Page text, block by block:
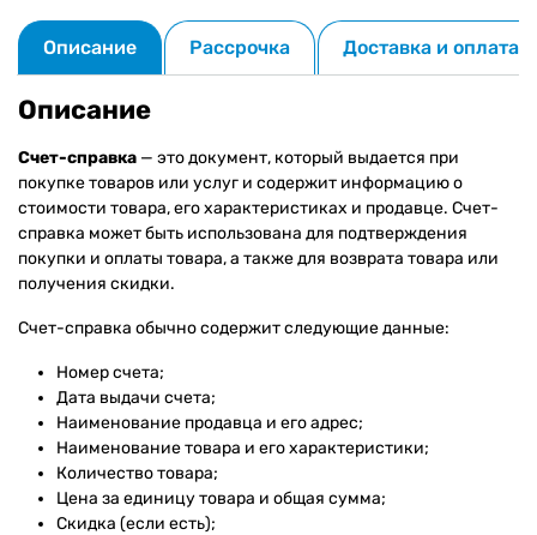
Описание Рассрочка Доставка и оплата
Описание
Счет-справка — это документ, который выдается при
покупке товаров или услуг и содержит информацию о
стоимости товара, его характеристиках и продавце. Счет-
справка может быть использована для подтверждения
покупки и оплаты товара, а также для возврата товара или
получения скидки.
Счет-справка обычно содержит следующие данные:
Номер счета;
Дата выдачи счета;
Наименование продавца и его адрес;
Наименование товара и его характеристики;
Количество товара;
Цена за единицу товара и общая сумма;
Скидка (если есть);